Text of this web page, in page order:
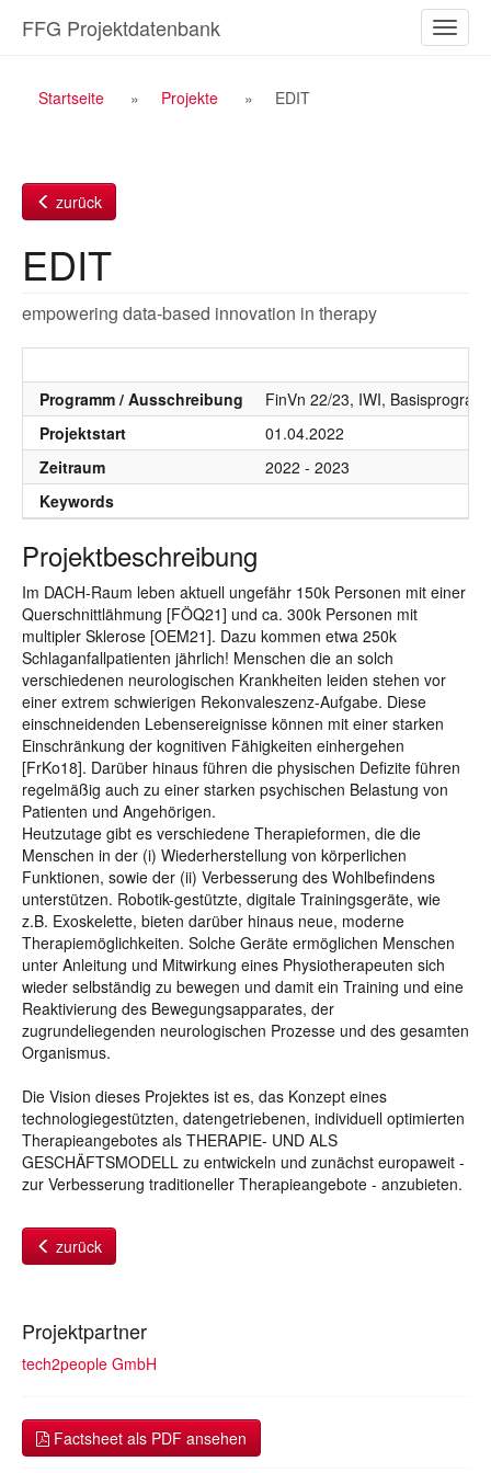
Inhalt
ein-/
FFG Projektdatenbank
Breadcrumb
Startseite Projekte EDIT
zurück
EDIT
empowering data-based innovation in therapy
Programm / Ausschreibung
FinVn 22/23, IWI,
Projektstart
01.04.2022
Zeitraum
2022 - 2023
Keywords
Projektbeschreibung
Im DACH-Raum leben aktuell ungefähr 150k Personen mit einer
Querschnittlähmung [FÖQ21] und ca. 300k Personen mit
multipler Sklerose [OEM21]. Dazu kommen etwa 250k
Schlaganfallpatienten jährlich! Menschen die an solch
verschiedenen neurologischen Krankheiten leiden stehen vor
einer extrem schwierigen Rekonvaleszenz-Aufgabe. Diese
einschneidenden Lebensereignisse können mit einer starken
Einschränkung der kognitiven Fähigkeiten einhergehen
[FrKo18]. Darüber hinaus führen die physischen Defizite führen
regelmäßig auch zu einer starken psychischen Belastung von
Patienten und Angehörigen.
Heutzutage gibt es verschiedene Therapieformen, die die
Menschen in der (i) Wiederherstellung von körperlichen
Funktionen, sowie der (ii) Verbesserung des Wohlbefindens
unterstützen. Robotik-gestützte, digitale Trainingsgeräte, wie
z.B. Exoskelette, bieten darüber hinaus neue, moderne
Therapiemöglichkeiten. Solche Geräte ermöglichen Menschen
unter Anleitung und Mitwirkung eines Physiotherapeuten sich
wieder selbständig zu bewegen und damit ein Training und eine
Reaktivierung des Bewegungsapparates, der
zugrundeliegenden neurologischen Prozesse und des gesamten
Organismus.
Die Vision dieses Projektes ist es, das Konzept eines
technologiegestützten, datengetriebenen, individuell optimierten
Therapieangebotes als THERAPIE- UND ALS
GESCHÄFTSMODELL zu entwickeln und zunächst europaweit -
zur Verbesserung traditioneller Therapieangebote - anzubieten.
zurück
Projektpartner
tech2people GmbH
Factsheet als PDF ansehen